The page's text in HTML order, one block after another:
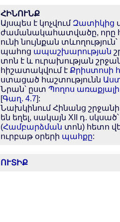
ՀԻՆՈՒՆՔ
Այսպես է կոչվում Զատիկից
ժամանակահատվածը, որը
ունի նույնքան
պահոց ապաշխարության
տոն է և ուրախության
հիշատակվում է Քրիստոսի
ստացած հաշտությունն
Նրան՝ ըստ Պողոս առաքյալի
[Գաղ. 4.7]:
Նախկինում Հինանց
են եղել, սակայն XII դ.
(Համբարձման տոն) հետո
ուրբաթ օրերի պահքը:
ՈՒՏԻՔ